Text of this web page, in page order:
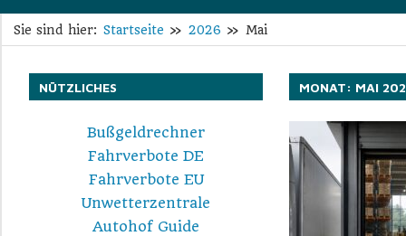
für
Transport
Logistik
Sie sind hier: Startseite 2026 Mai
MONAT: MAI
NÜTZLICHES
Bußgeldrechner
Fahrverbote DE
Fahrverbote EU
Unwetterzentrale
Autohof Guide